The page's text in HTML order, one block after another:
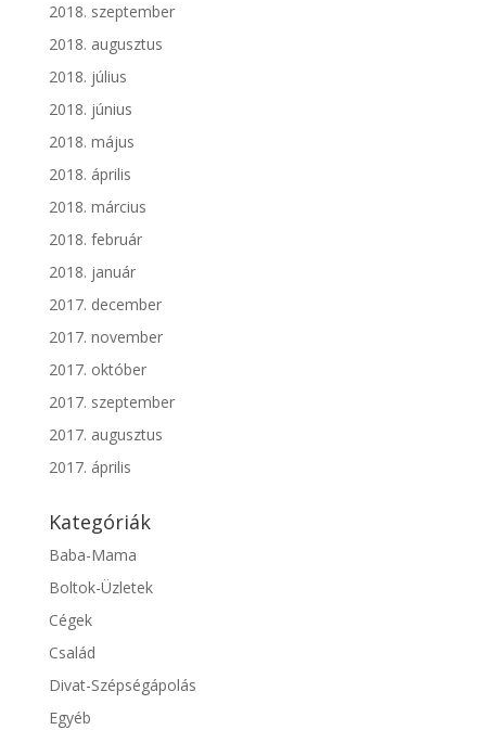
2018. szeptember
2018. augusztus
2018. július
2018. június
2018. május
2018. április
2018. március
2018. február
2018. január
2017. december
2017. november
2017. október
2017. szeptember
2017. augusztus
2017. április
Kategóriák
Baba-Mama
Boltok-Üzletek
Cégek
Család
Divat-Szépségápolás
Egyéb